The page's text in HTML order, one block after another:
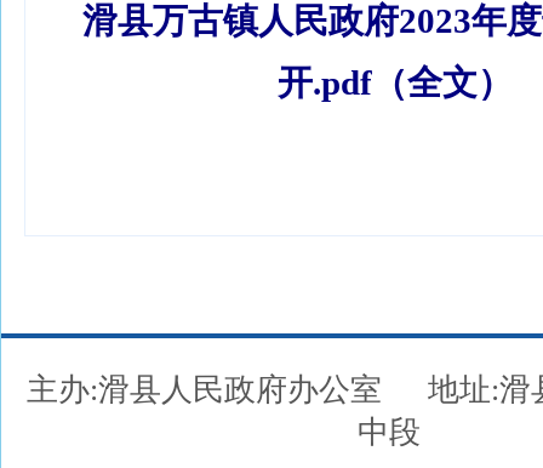
滑县万古镇人民政府2023年
开.pdf（全文）
主办:滑县人民政府办公室
地址:滑
中段